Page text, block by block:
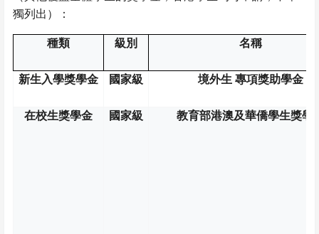
獨列出）：
種類 級別 名稱
新生入學獎學金 國家級 境外生 專項獎助學金
在校生獎學金 國家級 教育部港澳及華僑學生獎學